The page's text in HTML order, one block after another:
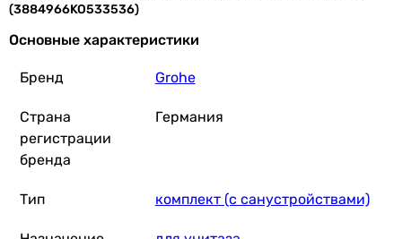
(3884966KO533536)
Основные характеристики
Бренд Grohe
Страна
регистрации
бренда
Германия
Тип комплект (с санустройствами)